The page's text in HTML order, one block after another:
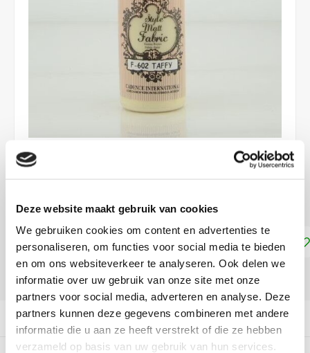
Deze website maakt gebruik van cookies
We gebruiken cookies om content en advertenties te
personaliseren, om functies voor social media te bieden
en om ons websiteverkeer te analyseren. Ook delen we
informatie over uw gebruik van onze site met onze
partners voor social media, adverteren en analyse. Deze
partners kunnen deze gegevens combineren met andere
informatie die u aan ze heeft verstrekt of die ze hebben
verzameld op basis van uw gebruik van hun services.
NIET LEVERBAAR
Toevoegen aan winkelwagen
DELEN:
Productomschrijving